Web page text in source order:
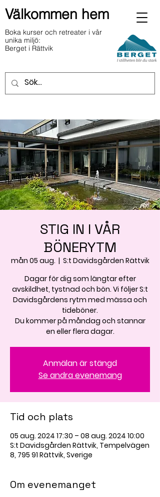
Välkommen hem
Boka kurser och retreater i vår
unika miljö:
Berget i Rättvik
STIG IN I VÅR
BÖNERYTM
mån 05 aug.
  |
S:t Davidsgården Rättvik
Dagar för dig som längtar efter
avskildhet, tystnad och bön. Vi följer S:t
Davidsgårdens rytm med mässa och
tideböner.
Du kommer på måndag och stannar
en eller flera dagar.
Anmälan är stängd
Se andra evenemang
Tid och plats
05 aug. 2024 17:30 – 08 aug. 2024 10:00
S:t Davidsgården Rättvik, Tempelvägen
8, 795 91 Rättvik, Sverige
Om evenemanget